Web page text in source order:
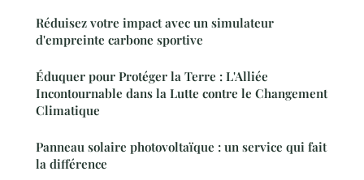
Réduisez votre impact avec un simulateur
d'empreinte carbone sportive
Éduquer pour Protéger la Terre : L'Alliée
Incontournable dans la Lutte contre le Changement
Climatique
Panneau solaire photovoltaïque : un service qui fait
la différence